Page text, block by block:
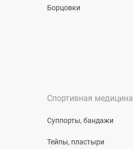
Борцовки
Спортивная медицина
Суппорты, бандажи
Тейпы, пластыри